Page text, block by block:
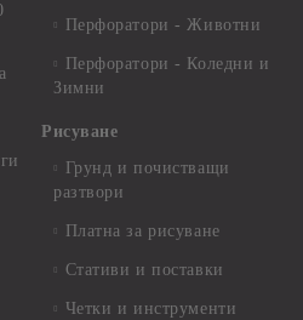
Перфоратори - Животни
Перфоратори - Коледни и
Зимни
Рисуване
Грунд и почистващи
разтвори
Платна за рисуване
Стативи и поставки
Четки и инструменти